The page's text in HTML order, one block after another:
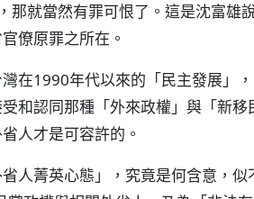
那就當然有罪可恨了。這是沈富
僚原罪之所在。
在1990年代以來的「民主發展」
和認同那種「外來政權」與「新
人才是可容許的。
人菁英心態」，究竟是何含意，